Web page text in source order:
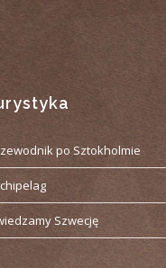
po Sztokholmie
Szwecję